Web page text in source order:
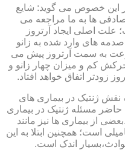
این خصوص می گوید: شایع
ها به ما مراجعه می
علت اصلی ایجاد آرتروز
های وارد شده به زانو
به سمت آرتروز پیش می
کم و میزان چهار زانو و
زودتر اتفاق خواهد افتاد.
ژنتیک در بیماری های
حاضر مسئله ژنتیک در بیماری
از بیماری ها نیز مانند
است؛ همچنین ابتلا به این
اندک است.